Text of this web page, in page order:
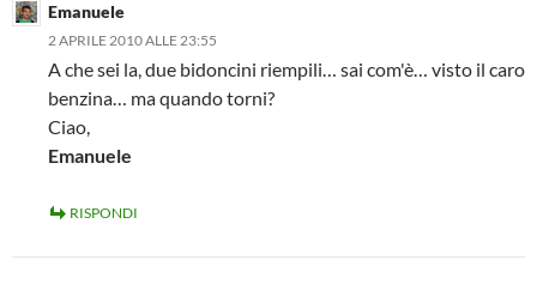
Emanuele
2 APRILE 2010 ALLE 23:55
A che sei la, due bidoncini riempili… sai com'è… visto il caro
benzina… ma quando torni?
Ciao,
Emanuele
RISPONDI